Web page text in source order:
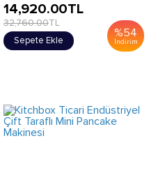
%54
İndirim
14,920.00TL
32,760.00TL
Sepete Ekle